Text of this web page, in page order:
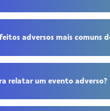
adversos mais comuns
relatar um evento adverso?